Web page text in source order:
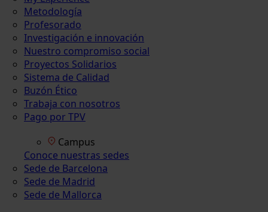
Metodología
Profesorado
Investigación e innovación
Nuestro compromiso social
Proyectos Solidarios
Sistema de Calidad
Buzón Ético
Trabaja con nosotros
Pago por TPV
Campus
Conoce nuestras sedes
Sede de Barcelona
Sede de Madrid
Sede de Mallorca